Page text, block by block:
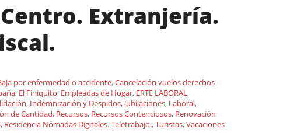
Extranjería.
por enfermedad o accidente,Cancelación vuelos derechos
, El Finiquito, Empleadas de Hogar, ERTE LABORAL,
, Indemnización y Despidos, Jubilaciones, Laboral,
de Cantidad, Recursos, Recursos Contenciosos, Renovación
, Residencia Nómadas Digitales. Teletrabajo.,Turistas,Vacaciones